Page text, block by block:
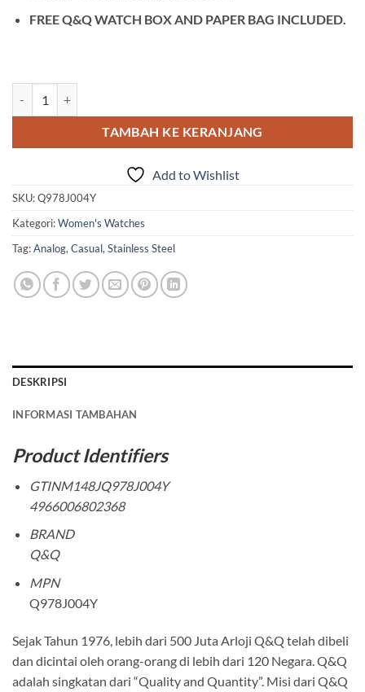
FREE Q&Q WATCH BOX AND PAPER BAG INCLUDED.
TAMBAH KE KERANJANG
Add to Wishlist
SKU:Q978J004Y
Kategori:Women's Watches
Tag:Analog,Casual,Stainless Steel
DESKRIPSI
INFORMASI TAMBAHAN
Product Identifiers
GTINM148JQ978J004Y
4966006802368
BRAND
Q&Q
MPN
Q978J004Y
Sejak Tahun 1976, lebih dari 500 Juta Arloji Q&Q telah dibeli
dan dicintai oleh orang-orang di lebih dari 120 Negara. Q&Q
adalah singkatan dari “Quality and Quantity”. Misi dari Q&Q